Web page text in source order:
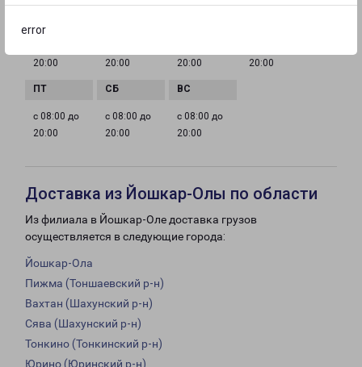
error
20:00
20:00
20:00
20:00
с 08:00 до
20:00
с 08:00 до
20:00
с 08:00 до
20:00
Доставка из Йошкар-Олы по области
Из филиала в Йошкар-Оле доставка грузов
осуществляется в следующие города:
Йошкар-Ола
Пижма (Тоншаевский р-н)
Вахтан (Шахунский р-н)
Сява (Шахунский р-н)
Тонкино (Тонкинский р-н)
Юрино (Юринский р-н)